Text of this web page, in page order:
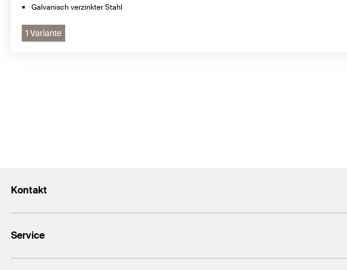
Galvanisch verzinkter Stahl
1 Variante
Kontakt
Presse
Newsletter
Service